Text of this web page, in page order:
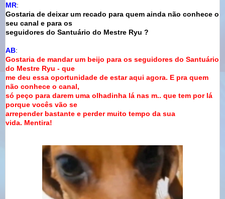
MR:
Gostaria de deixar um recado para quem ainda não conhece o
seu canal e para os
seguidores do Santuário do Mestre Ryu ?
AB:
Gostaria de mandar um beijo para os seguidores do Santuário
do Mestre Ryu - que
me deu essa oportunidade de estar aqui agora. E pra quem
não conhece o canal,
só peço para darem uma olhadinha lá nas m.. que tem por lá
porque vocês vão se
arrepender bastante e perder muito tempo da sua
vida. Mentira!